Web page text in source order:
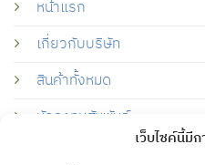
เว็บไซค์นี้มี
หน้าแรก
เกี่ยวกับบริษัท
สินค้าทั้งหมด
นักลงทุนสัมพันธ์